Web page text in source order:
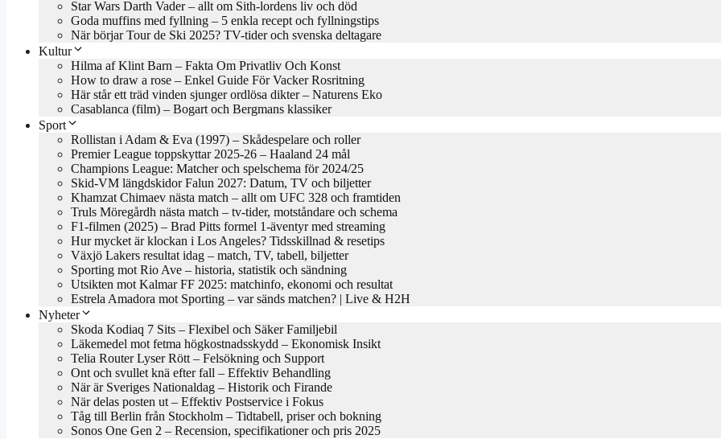
Star Wars Darth Vader – allt om Sith-lordens liv och död
Goda muffins med fyllning – 5 enkla recept och fyllningstips
När börjar Tour de Ski 2025? TV-tider och svenska deltagare
Kultur
Hilma af Klint Barn – Fakta Om Privatliv Och Konst
How to draw a rose – Enkel Guide För Vacker Rosritning
Här står ett träd vinden sjunger ordlösa dikter – Naturens Eko
Casablanca (film) – Bogart och Bergmans klassiker
Sport
Rollistan i Adam & Eva (1997) – Skådespelare och roller
Premier League toppskyttar 2025-26 – Haaland 24 mål
Champions League: Matcher och spelschema för 2024/25
Skid-VM längdskidor Falun 2027: Datum, TV och biljetter
Khamzat Chimaev nästa match – allt om UFC 328 och framtiden
Truls Möregårdh nästa match – tv-tider, motståndare och schema
F1-filmen (2025) – Brad Pitts formel 1-äventyr med streaming
Hur mycket är klockan i Los Angeles? Tidsskillnad & resetips
Växjö Lakers resultat idag – match, TV, tabell, biljetter
Sporting mot Rio Ave – historia, statistik och sändning
Utsikten mot Kalmar FF 2025: matchinfo, ekonomi och resultat
Estrela Amadora mot Sporting – var sänds matchen? | Live & H2H
Nyheter
Skoda Kodiaq 7 Sits – Flexibel och Säker Familjebil
Läkemedel mot fetma högkostnadsskydd – Ekonomisk Insikt
Telia Router Lyser Rött – Felsökning och Support
Ont och svullet knä efter fall – Effektiv Behandling
När är Sveriges Nationaldag – Historik och Firande
När delas posten ut – Effektiv Postservice i Fokus
Tåg till Berlin från Stockholm – Tidtabell, priser och bokning
Sonos One Gen 2 – Recension, specifikationer och pris 2025